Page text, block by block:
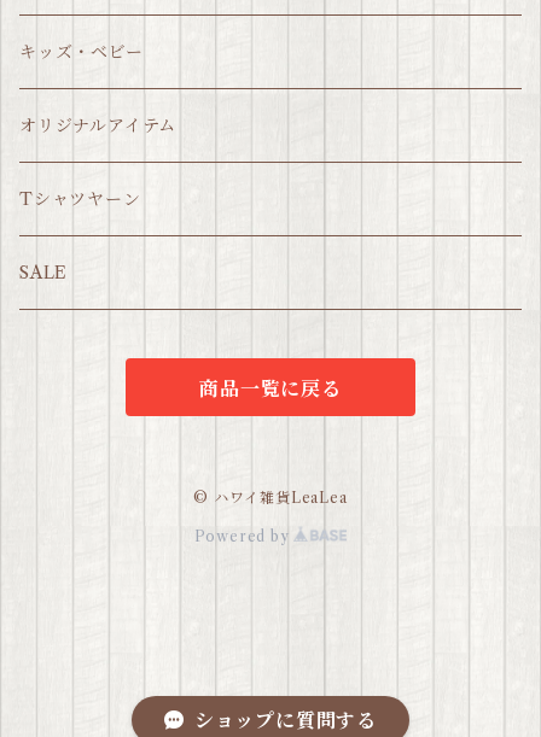
ショップに質問する
キッズ・ベビー
オリジナルアイテム
Tシャツヤーン
SALE
商品一覧に戻る
© ハワイ雑貨LeaLea
Powered by